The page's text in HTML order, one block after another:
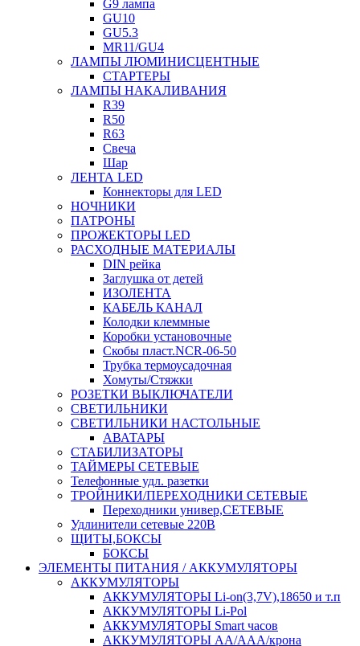
G9 лампа
GU10
GU5.3
MR11/GU4
ЛАМПЫ ЛЮМИНИСЦЕНТНЫЕ
СТАРТЕРЫ
ЛАМПЫ НАКАЛИВАНИЯ
R39
R50
R63
Свеча
Шар
ЛЕНТА LED
Коннекторы для LED
НОЧНИКИ
ПАТРОНЫ
ПРОЖЕКТОРЫ LED
РАСХОДНЫЕ МАТЕРИАЛЫ
DIN рейка
Заглушка от детей
ИЗОЛЕНТА
КАБЕЛЬ КАНАЛ
Колодки клеммные
Коробки установочные
Скобы пласт.NCR-06-50
Трубка термоусадочная
Хомуты/Стяжки
РОЗЕТКИ ВЫКЛЮЧАТЕЛИ
СВЕТИЛЬНИКИ
СВЕТИЛЬНИКИ НАСТОЛЬНЫЕ
АВАТАРЫ
СТАБИЛИЗАТОРЫ
ТАЙМЕРЫ СЕТЕВЫЕ
Телефонные удл. разетки
ТРОЙНИКИ/ПЕРЕХОДНИКИ СЕТЕВЫЕ
Переходники универ,СЕТЕВЫЕ
Удлинители сетевые 220В
ЩИТЫ,БОКСЫ
БОКСЫ
ЭЛЕМЕНТЫ ПИТАНИЯ / АККУМУЛЯТОРЫ
АККУМУЛЯТОРЫ
АККУМУЛЯТОРЫ Li-on(3,7V),18650 и т.п
АККУМУЛЯТОРЫ Li-Pol
АККУМУЛЯТОРЫ Smart часов
АККУМУЛЯТОРЫ АА/ААА/крона